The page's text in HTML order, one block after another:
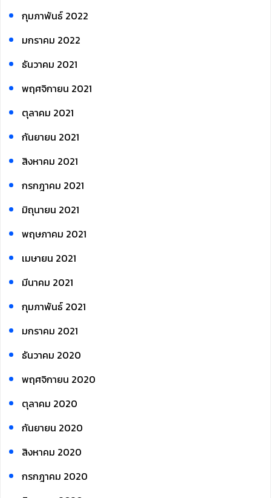
กุมภาพันธ์ 2022
มกราคม 2022
ธันวาคม 2021
พฤศจิกายน 2021
ตุลาคม 2021
กันยายน 2021
สิงหาคม 2021
กรกฎาคม 2021
มิถุนายน 2021
พฤษภาคม 2021
เมษายน 2021
มีนาคม 2021
กุมภาพันธ์ 2021
มกราคม 2021
ธันวาคม 2020
พฤศจิกายน 2020
ตุลาคม 2020
กันยายน 2020
สิงหาคม 2020
กรกฎาคม 2020